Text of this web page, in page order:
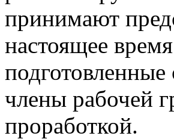
принимают
настоящее
члены рабочей
проработкой.